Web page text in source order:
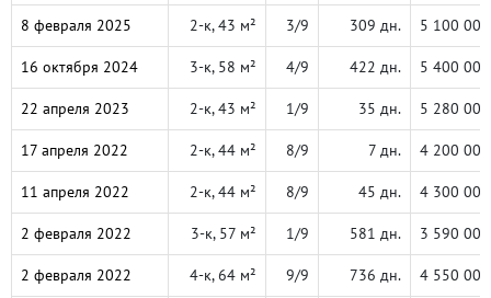
8 февраля 2025 2-к, 43 м² 3/9 309 дн. 5 100 000
16 октября 2024 3-к, 58 м² 4/9 422 дн. 5 400 000
22 апреля 2023 2-к, 43 м² 1/9 35 дн. 5 280 000
17 апреля 2022 2-к, 44 м² 8/9 7 дн. 4 200 000
11 апреля 2022 2-к, 44 м² 8/9 45 дн. 4 300 000
2 февраля 2022 3-к, 57 м² 1/9 581 дн. 3 590 000
2 февраля 2022 4-к, 64 м² 9/9 736 дн. 4 550 000